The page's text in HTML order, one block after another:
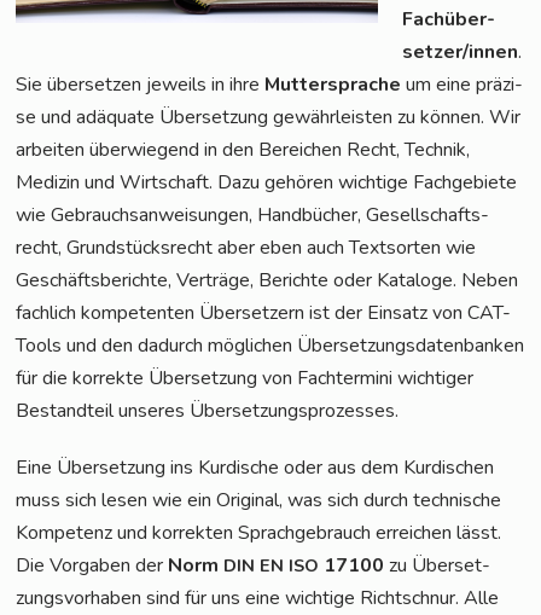
Fach­über­
set­zer/in­nen.
Sie über­set­zen jeweils in ihre Mut­ter­spra­che um eine prä­zi­
se und adäqua­te Über­set­zung gewähr­leis­ten zu kön­nen. Wir
arbei­ten über­wie­gend in den Berei­chen Recht, Tech­nik,
Medi­zin und Wirt­schaft. Dazu gehö­ren wich­ti­ge Fach­ge­bie­te
wie Gebrauchs­an­wei­sun­gen, Hand­bü­cher, Gesell­schafts­
recht, Grund­stücks­recht aber eben auch Text­sor­ten wie
Geschäfts­be­rich­te, Ver­trä­ge, Berich­te oder Kata­lo­ge. Neben
fach­lich kom­pe­ten­ten Über­set­zern ist der Ein­satz von CAT-
Tools und den dadurch mög­li­chen Über­set­zungs­da­ten­ban­ken
für die kor­rek­te Über­set­zung von Fach­ter­mi­ni wich­ti­ger
Bestand­teil unse­res Übersetzungsprozesses.
Eine Über­set­zung ins Kur­di­sche oder aus dem Kur­di­schen
muss sich lesen wie ein Ori­gi­nal, was sich durch tech­ni­sche
Kom­pe­tenz und kor­rek­ten Sprach­ge­brauch errei­chen lässt.
Die Vor­ga­ben der Norm DIN EN ISO 17100 zu Über­set­
zungs­vor­ha­ben sind für uns eine wich­ti­ge Richt­schnur. Alle